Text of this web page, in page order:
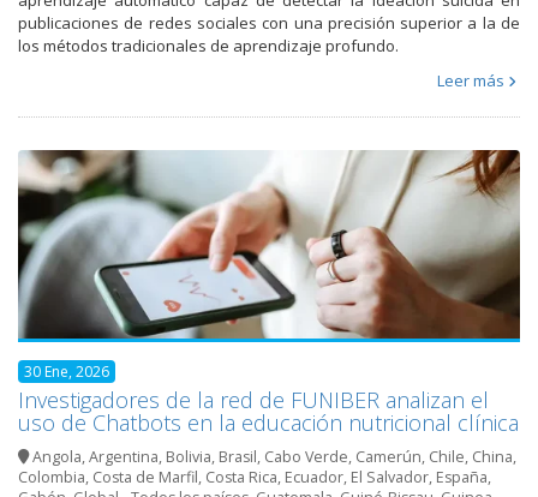
publicaciones de redes sociales con una precisión superior a la de
los métodos tradicionales de aprendizaje profundo.
Leer más
30 Ene, 2026
Investigadores de la red de FUNIBER analizan el
uso de Chatbots en la educación nutricional clínica
Angola,Argentina, Bolivia, Brasil, Cabo Verde, Camerún, Chile, China,
Colombia, Costa de Marfil, Costa Rica, Ecuador, El Salvador, España,